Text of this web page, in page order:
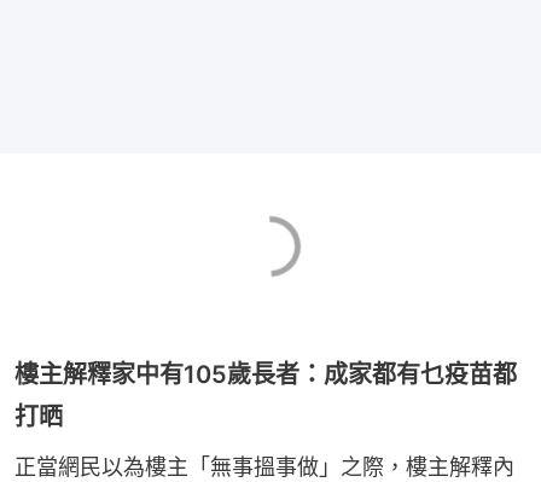
樓主解釋家中有105歲長者：成家都有乜疫苗都
打晒
正當網民以為樓主「無事搵事做」之際，樓主解釋內